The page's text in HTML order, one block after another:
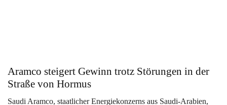
Aramco steigert Gewinn trotz Störungen in der
Straße von Hormus
Saudi Aramco, staatlicher Energiekonzerns aus Saudi-Arabien,